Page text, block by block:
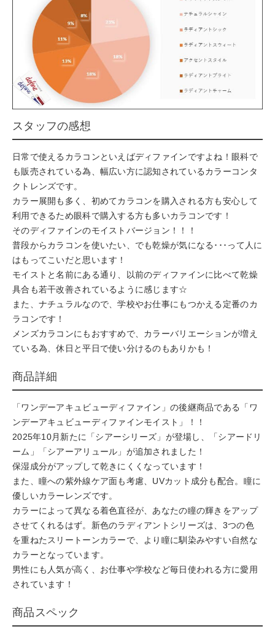
スタッフの感想
日常で使えるカラコンといえばディファインですよね！眼科で
も販売されている為、幅広い方に認知されているカラーコンタ
クトレンズです。
カラー展開も多く、初めてカラコンを購入される方も安心して
利用できるため眼科で購入する方も多いカラコンです！
そのディファインのモイストバージョン！！！
普段からカラコンを使いたい、でも乾燥が気になる･･･って人に
はもってこいだと思います！
モイストと名前にある通り、以前のディファインに比べて乾燥
具合も若干改善されているように感じます☆
また、ナチュラルなので、学校やお仕事にもつかえる定番のカ
ラコンです！
メンズカラコンにもおすすめで、カラーバリエーションが増え
ている為、休日と平日で使い分けるのもありかも！
商品詳細
「ワンデーアキュビューディファイン」の後継商品である「ワ
ンデーアキュビューディファインモイスト」！！
2025年10月新たに「シアーシリーズ」が登場し、「シアードリ
ーム」「シアーアリュール」が追加されました！
保湿成分がアップして乾きにくくなっています！
また、瞳への紫外線ケア面も考慮、UVカット成分も配合。瞳に
優しいカラーレンズです。
カラーによって異なる着色直径が、あなたの瞳の輝きをアップ
させてくれるはず。新色のラディアントシリーズは、3つの色
を重ねたスリートーンカラーで、より瞳に馴染みやすい自然な
カラーとなっています。
男性にも人気が高く、お仕事や学校など毎日使われる方に愛用
されています！
商品スペック